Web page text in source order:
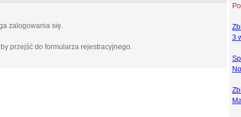
zalogowania się.
przejść do formularza rejestracyjnego.
3